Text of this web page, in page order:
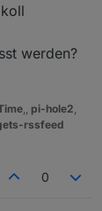
werden?
pi-hole2
rssfeed
0